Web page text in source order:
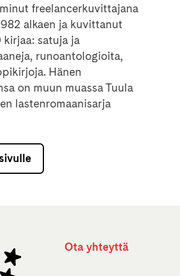
freelancerkuvittajana
alkaen ja kuvittanut
kirjaa: satuja ja
runoantologioita,
Hänen
on muun muassa Tuula
lastenromaanisarja
Ota yhteyttä